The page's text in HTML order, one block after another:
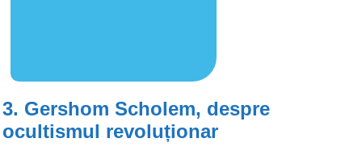
3. Gershom Scholem, despre
ocultismul revoluționar